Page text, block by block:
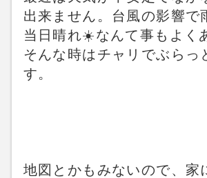
出来ません。台風の影響で
当日晴れ☀️なんて事もよく
そんな時はチャリでぶらっ
す。
地図とかもみないので、家